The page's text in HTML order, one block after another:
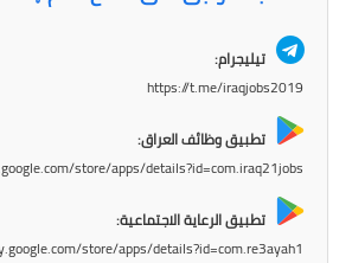
تيليجرام:
https://t.me/iraqjobs2019
تطبيق وظائف العراق:
store/apps/details?id=com.iraq21jobs
تطبيق الرعاية الاجتماعية:
store/apps/details?id=com.re3ayah1